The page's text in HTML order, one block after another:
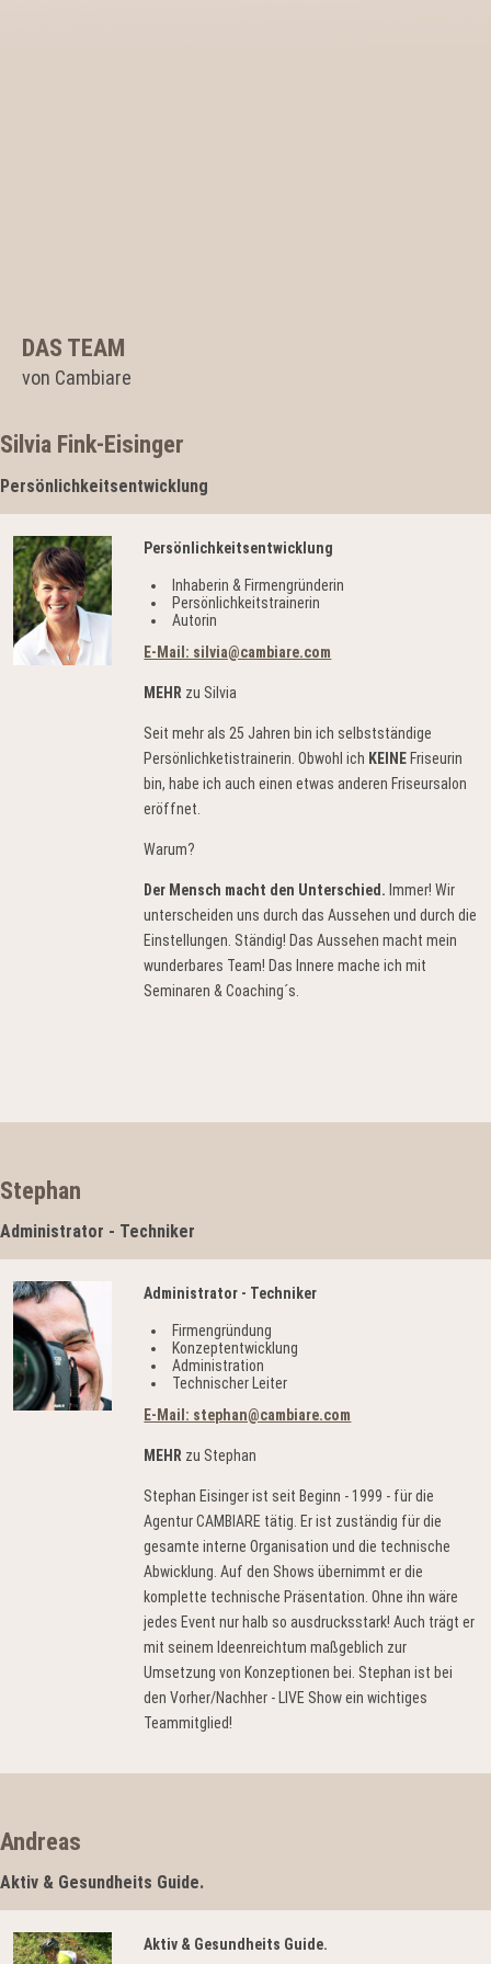
DAS TEAM
von Cambiare
Silvia Fink-Eisinger
Persönlichkeitsentwicklung
Persönlichkeitsentwicklung
Inhaberin & Firmengründerin
Persönlichkeitstrainerin
Autorin
E-Mail: silvia@cambiare.com
MEHR zu Silvia
Seit mehr als 25 Jahren bin ich selbstständige
Persönlichketistrainerin. Obwohl ich KEINEFriseurin
bin, habe ich auch einen etwas anderen Friseursalon
eröffnet.
Warum?
Der Mensch macht den Unterschied. Immer! Wir
unterscheiden uns durch das Aussehen und durch die
Einstellungen. Ständig! Das Aussehen macht mein
wunderbares Team! Das Innere mache ich mit
Seminaren & Coaching´s.
Stephan
Administrator - Techniker
Administrator - Techniker
Firmengründung
Konzeptentwicklung
Administration
Technischer Leiter
E-Mail: stephan@cambiare.com
MEHR zu Stephan
Stephan Eisinger ist seit Beginn - 1999 - für die
Agentur CAMBIARE tätig. Er ist zuständig für die
gesamte interne Organisation und die technische
Abwicklung. Auf den Shows übernimmt er die
komplette technische Präsentation. Ohne ihn wäre
jedes Event nur halb so ausdrucksstark! Auch trägt er
mit seinem Ideenreichtum maßgeblich zur
Umsetzung von Konzeptionen bei. Stephan ist bei
den Vorher/Nachher - LIVE Show ein wichtiges
Teammitglied!
Andreas
Aktiv & Gesundheits Guide.
Aktiv & Gesundheits Guide.